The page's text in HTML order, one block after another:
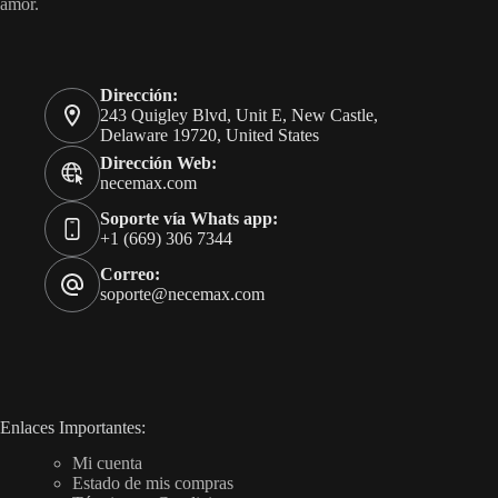
Dirección:
243 Quigley Blvd, Unit E, New Castle,
Delaware 19720, United States
Dirección Web:
necemax.com
Soporte vía Whats app:
+1 (669) 306 7344
Correo:
soporte@necemax.com
Enlaces Importantes:
Mi cuenta
Estado de mis compras